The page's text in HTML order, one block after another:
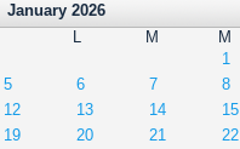
January 2026
L
M M
1
5
6 7 8
12
13 14 15
19
20 21 22